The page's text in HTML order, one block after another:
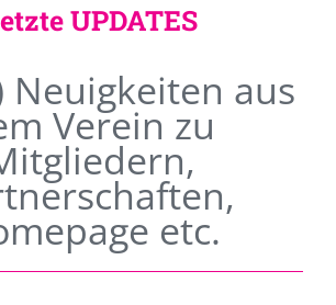
UPDATES
Neuigkeiten aus
Verein zu
etc.